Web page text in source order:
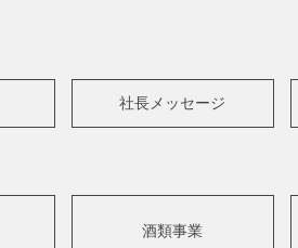
社長メッセージ
酒類事業